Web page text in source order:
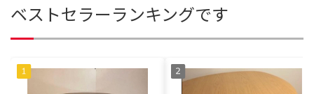
ベストセラーランキングです